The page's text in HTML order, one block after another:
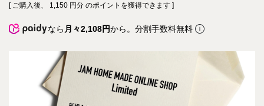
[ ご購入後、 1,150 円分 のポイントを獲得できます ]
なら 月々2,108円から。分割手数料無料